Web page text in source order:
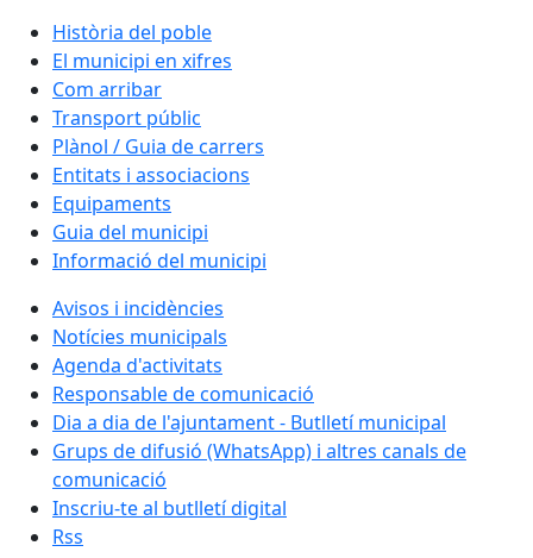
Història del poble
El municipi en xifres
Com arribar
Transport públic
Plànol / Guia de carrers
Entitats i associacions
Equipaments
Guia del municipi
Informació del municipi
Avisos i incidències
Notícies municipals
Agenda d'activitats
Responsable de comunicació
Dia a dia de l'ajuntament - Butlletí municipal
Grups de difusió (WhatsApp) i altres canals de
comunicació
Inscriu-te al butlletí digital
Rss